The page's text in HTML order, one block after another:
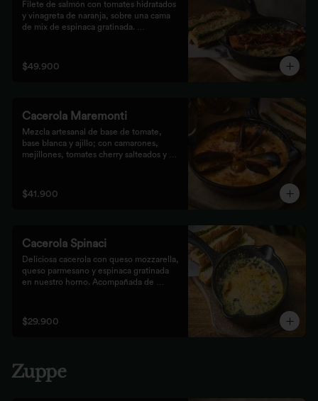
Filete de salmón con tomates hidratados
y vinagreta de naranja, sobre una cama
de mix de espinaca gratinada.
$49.900
Cacerola Maremonti
Mezcla artesanal de base de tomate,
base blanca y ajillo; con camarones,
mejillones, tomates cherry salteados y
pan focaccia con pesto verde rústico.
$41.900
Cacerola Spinaci
Deliciosa cacerola con queso mozzarella,
queso parmesano y espinaca gratinada
en nuestro horno. Acompañada de
$29.900
Zuppe